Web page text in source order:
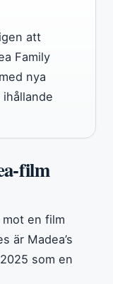
att
Family
nya
film
en film
är Madea’s
som en